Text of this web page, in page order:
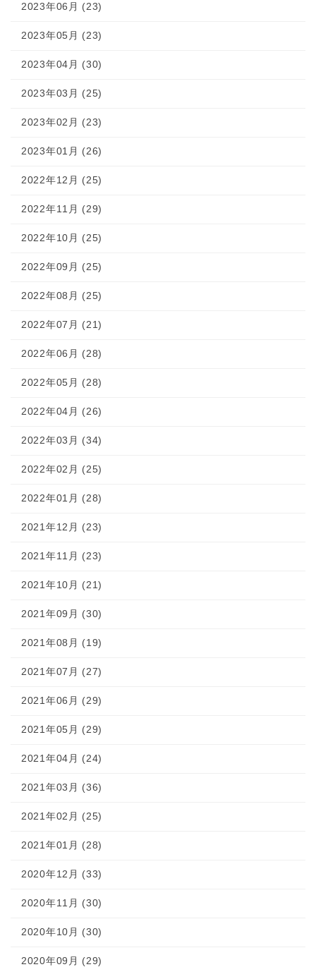
2023年06月 (23)
2023年05月 (23)
2023年04月 (30)
2023年03月 (25)
2023年02月 (23)
2023年01月 (26)
2022年12月 (25)
2022年11月 (29)
2022年10月 (25)
2022年09月 (25)
2022年08月 (25)
2022年07月 (21)
2022年06月 (28)
2022年05月 (28)
2022年04月 (26)
2022年03月 (34)
2022年02月 (25)
2022年01月 (28)
2021年12月 (23)
2021年11月 (23)
2021年10月 (21)
2021年09月 (30)
2021年08月 (19)
2021年07月 (27)
2021年06月 (29)
2021年05月 (29)
2021年04月 (24)
2021年03月 (36)
2021年02月 (25)
2021年01月 (28)
2020年12月 (33)
2020年11月 (30)
2020年10月 (30)
2020年09月 (29)